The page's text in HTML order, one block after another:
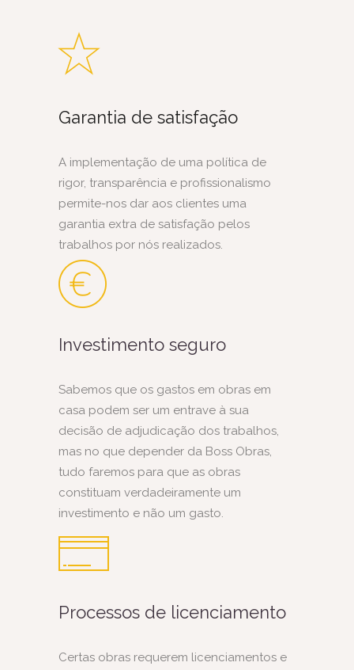
Garantia de satisfação
A implementação de uma política de
rigor, transparência e profissionalismo
permite-nos dar aos clientes uma
garantia extra de satisfação pelos
trabalhos por nós realizados.
Investimento seguro
Sabemos que os gastos em obras em
casa podem ser um entrave à sua
decisão de adjudicação dos trabalhos,
mas no que depender da Boss Obras,
tudo faremos para que as obras
constituam verdadeiramente um
investimento e não um gasto.
Processos de licenciamento
Certas obras requerem licenciamentos e